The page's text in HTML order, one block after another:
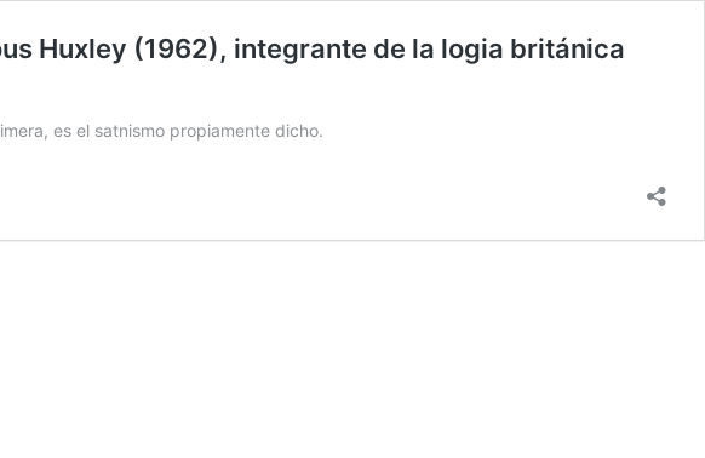
Huxley (1962), integrante de la logia británica
es el satnismo propiamente dicho.